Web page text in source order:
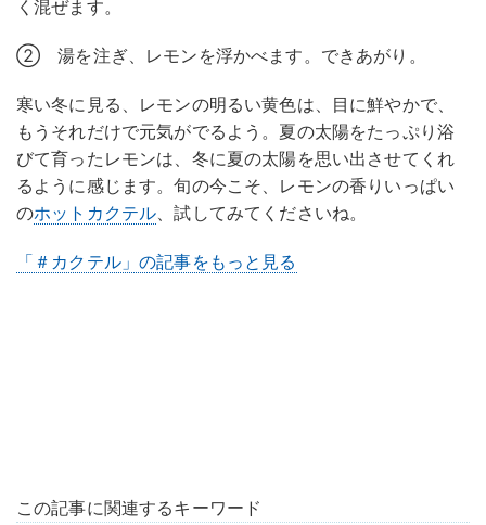
く混ぜます。
② 湯を注ぎ、レモンを浮かべます。できあがり。
寒い冬に見る、レモンの明るい黄色は、目に鮮やかで、
もうそれだけで元気がでるよう。夏の太陽をたっぷり浴
びて育ったレモンは、冬に夏の太陽を思い出させてくれ
るように感じます。旬の今こそ、レモンの香りいっぱい
のホットカクテル、試してみてくださいね。
「＃カクテル」の記事をもっと見る
この記事に関連するキーワード